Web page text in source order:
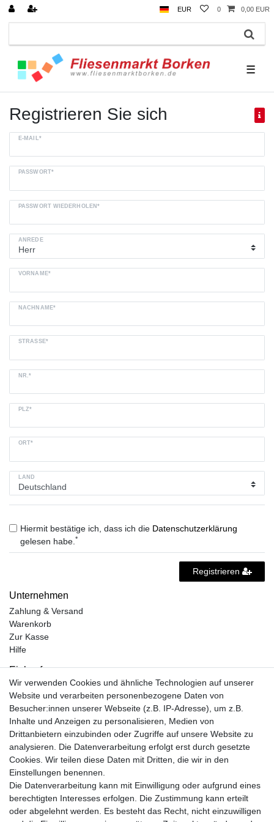
EUR 0 0,00 EUR
☰
Registrieren Sie sich
E-MAIL*
PASSWORT*
PASSWORT WIEDERHOLEN*
ANREDE
VORNAME*
NACHNAME*
STRASSE*
NR.*
PLZ*
ORT*
LAND
Hiermit bestätige ich, dass ich die Daten­schutz­erklärung
gelesen habe. *
Registrieren
Unternehmen
Zahlung & Versand
Warenkorb
Zur Kasse
Hilfe
Einkaufen
Kontakt
Unsere Öffnungszeiten
Facebook
Instagram
Mein Konto
Registrieren
Login
Unsere Shop´s
Fliesenmarkt Ochtrup
Wir verwenden Cookies und ähnliche Technologien auf unserer
Website und verarbeiten personenbezogene Daten von
Besucher:innen unserer Webseite (z.B. IP-Adresse), um z.B.
Inhalte und Anzeigen zu personalisieren, Medien von
Drittanbietern einzubinden oder Zugriffe auf unsere Website zu
analysieren. Die Datenverarbeitung erfolgt erst durch gesetzte
Cookies. Wir teilen diese Daten mit Dritten, die wir in den
Einstellungen benennen.
Die Datenverarbeitung kann mit Einwilligung oder aufgrund eines
berechtigten Interesses erfolgen. Die Zustimmung kann erteilt
oder abgelehnt werden. Es besteht das Recht, nicht einzuwilligen